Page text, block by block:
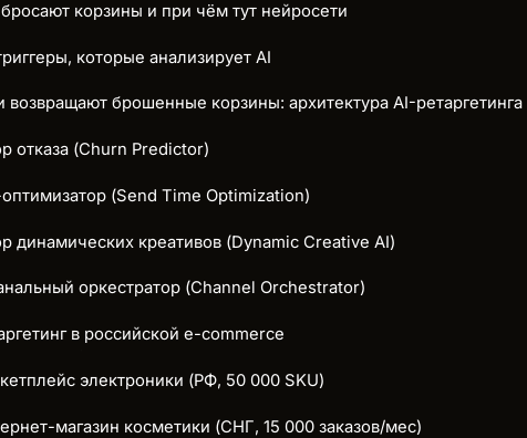
корзины и при чём тут нейросети
которые анализирует AI
возвращают брошенные корзины: архитектура AI-ретаргетинга
отказа (Churn Predictor)
(Send Time Optimization)
динамических креативов (Dynamic Creative AI)
оркестратор (Channel Orchestrator)
в российской e-commerce
электроники (РФ, 50 000 SKU)
магазин косметики (СНГ, 15 000 заказов/мес)